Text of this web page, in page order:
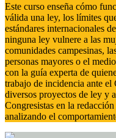
Este curso enseña cómo
válida una ley, los límites
estándares internacionales
ninguna ley vulnere a las
comunidades campesinas,
personas mayores o el
con la guía experta de
trabajo de incidencia ante
diversos proyectos de ley y
Congresistas en la
analizando el